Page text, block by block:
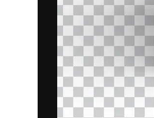
Copyright © 2010-